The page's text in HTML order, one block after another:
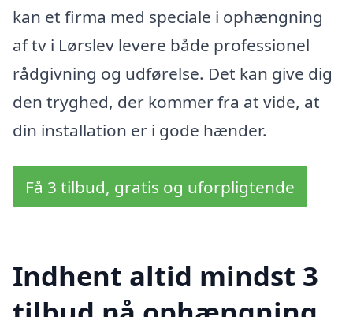
kan et firma med speciale i ophængning
af tv i Lørslev levere både professionel
rådgivning og udførelse. Det kan give dig
den tryghed, der kommer fra at vide, at
din installation er i gode hænder.
Få 3 tilbud, gratis og uforpligtende
Indhent altid mindst 3